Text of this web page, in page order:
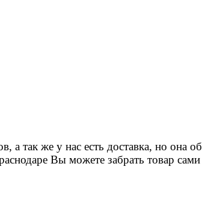
так же у нас есть доставка, но она
Вы можете забрать товар